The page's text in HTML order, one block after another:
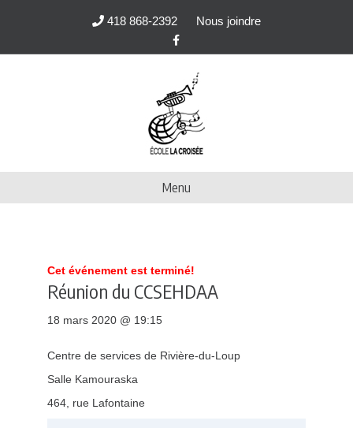
418 868-2392
Nous joindre
c
o
o
k
Menu
Cet événement est terminé!
Réunion du CCSEHDAA
18 mars 2020 @ 19:15
Centre de services de Rivière-du-Loup
Salle Kamouraska
464, rue Lafontaine